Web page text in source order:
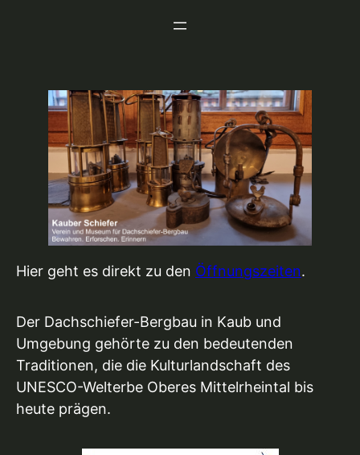
Hier geht es direkt zu den Öffnungszeiten.
Der Dachschiefer-Bergbau in Kaub und
Umgebung gehörte zu den bedeutenden
Traditionen, die die Kulturlandschaft des
UNESCO-Welterbe Oberes Mittelrheintal bis
heute prägen.